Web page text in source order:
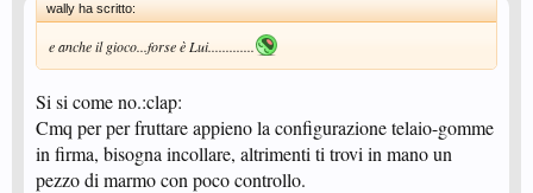
wally ha scritto:
e anche il gioco...forse è Lui.............
Si si come no.:clap:
Cmq per per fruttare appieno la configurazione telaio-gomme
in firma, bisogna incollare, altrimenti ti trovi in mano un
pezzo di marmo con poco controllo.